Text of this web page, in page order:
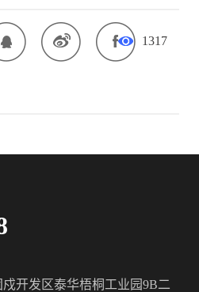
1317
开发区泰华梧桐工业园9B二